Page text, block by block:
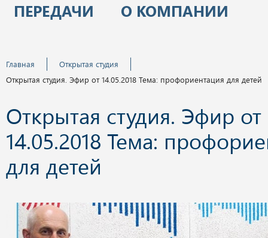
ПЕРЕДАЧИ
О КОМПАНИИ
Главная
Открытая студия
Открытая студия. Эфир от 14.05.2018 Тема: профориентация для детей
Открытая студия. Эфир от
14.05.2018 Тема:
для детей